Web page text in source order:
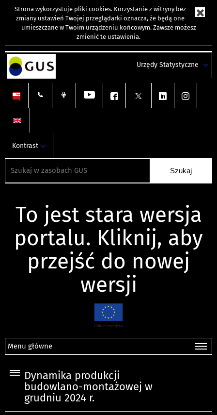
Strona wykorzystuje pliki cookies. Korzystanie z witryny bez
zmiany ustawień Twojej przeglądarki oznacza, że będą one
umieszczane w Twoim urządzeniu końcowym. Zawsze możesz
zmienić te ustawienia.
Urzędy Statystyczne
Kontrast
To jest stara wersja
portalu. Kliknij, aby
przejść do nowej
wersji
Menu główne
Dynamika produkcji
budowlano-montażowej w
grudniu 2024 r.